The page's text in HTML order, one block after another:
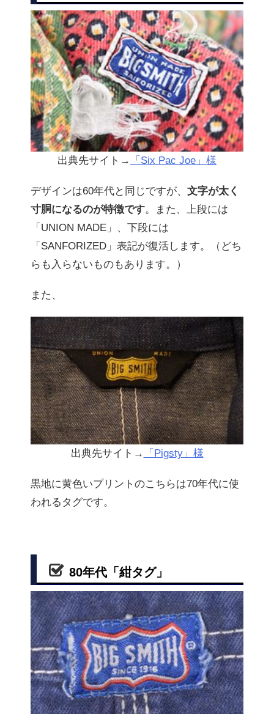
出典先サイト→ 「Six Pac Joe」様
デザインは60年代と同じですが、 文字が太く
寸胴になるのが特徴です。また、上段には
「UNION MADE」、下段には
「SANFORIZED」表記が復活します。（どち
らも入らないものもあります。）
また、
出典先サイト→ 「Pigsty」様
黒地に黄色いプリントのこちらは70年代に使
われるタグです。
80年代「紺タグ」